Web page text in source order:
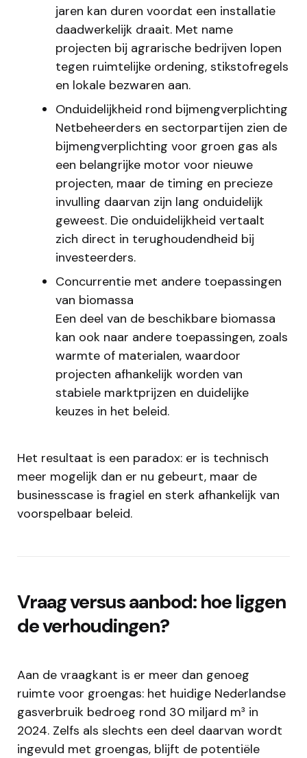
jaren kan duren voordat een installatie
daadwerkelijk draait. Met name
projecten bij agrarische bedrijven lopen
tegen ruimtelijke ordening, stikstofregels
en lokale bezwaren aan.
Onduidelijkheid rond bijmengverplichting
Netbeheerders en sectorpartijen zien de
bijmengverplichting voor groen gas als
een belangrijke motor voor nieuwe
projecten, maar de timing en precieze
invulling daarvan zijn lang onduidelijk
geweest. Die onduidelijkheid vertaalt
zich direct in terughoudendheid bij
investeerders.
Concurrentie met andere toepassingen
van biomassa
Een deel van de beschikbare biomassa
kan ook naar andere toepassingen, zoals
warmte of materialen, waardoor
projecten afhankelijk worden van
stabiele marktprijzen en duidelijke
keuzes in het beleid.
Het resultaat is een paradox: er is technisch
meer mogelijk dan er nu gebeurt, maar de
businesscase is fragiel en sterk afhankelijk van
voorspelbaar beleid.
Vraag versus aanbod: hoe liggen
de verhoudingen?
Aan de vraagkant is er meer dan genoeg
ruimte voor groengas: het huidige Nederlandse
gasverbruik bedroeg rond 30 miljard m³ in
2024. Zelfs als slechts een deel daarvan wordt
ingevuld met groengas, blijft de potentiële